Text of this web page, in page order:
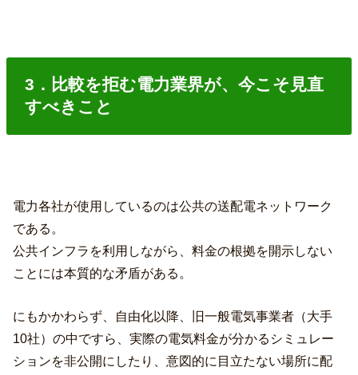
3．比較を拒む電力業界が、今こそ見直
すべきこと
電力各社が使用しているのは公共の送配電ネットワーク
である。
公共インフラを利用しながら、料金の根拠を開示しない
ことには本質的な矛盾がある。
にもかかわらず、自由化以降、旧一般電気事業者（大手
10社）の中ですら、実際の電気料金が分かるシミュレー
ションを非公開にしたり、意図的に目立たない場所に配